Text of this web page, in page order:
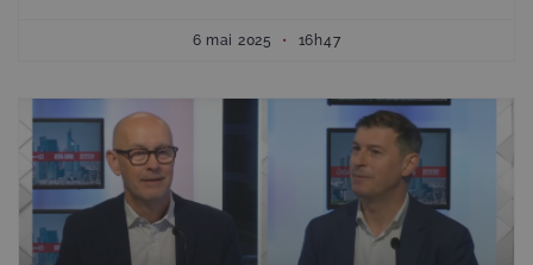
6 mai 2025 16h47